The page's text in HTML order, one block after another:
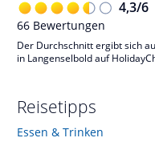
4,3/6
66 Bewertungen
Der Durchschnitt ergibt sich
in Langenselbold auf
Reisetipps
Essen & Trinken